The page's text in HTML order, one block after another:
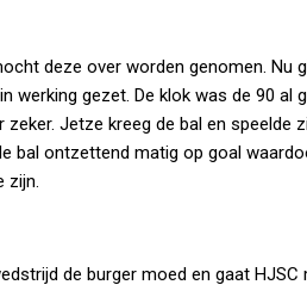
deze over worden genomen. Nu
werking gezet. De klok was de 90 al
Jetze kreeg de bal en speelde
bal ontzettend matig op goal
zijn.
de burger moed en gaat